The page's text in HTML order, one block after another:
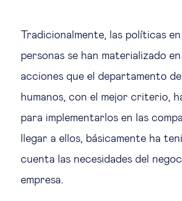
Cohesión social &
Gestión pública
Tecnología &
Tradicionalmente, las políticas
personas se han materializado
acciones que el departamento
humanos, con el mejor criterio,
para implementarlos en las
llegar a ellos, básicamente ha
cuenta las necesidades del
empresa.